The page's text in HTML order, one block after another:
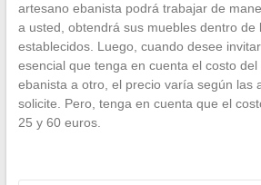
artesano ebanista podrá trabajar de
a usted, obtendrá sus muebles dentro de
establecidos. Luego, cuando desee
esencial que tenga en cuenta el costo del
ebanista a otro, el precio varía según las
solicite. Pero, tenga en cuenta que el
25 y 60 euros.